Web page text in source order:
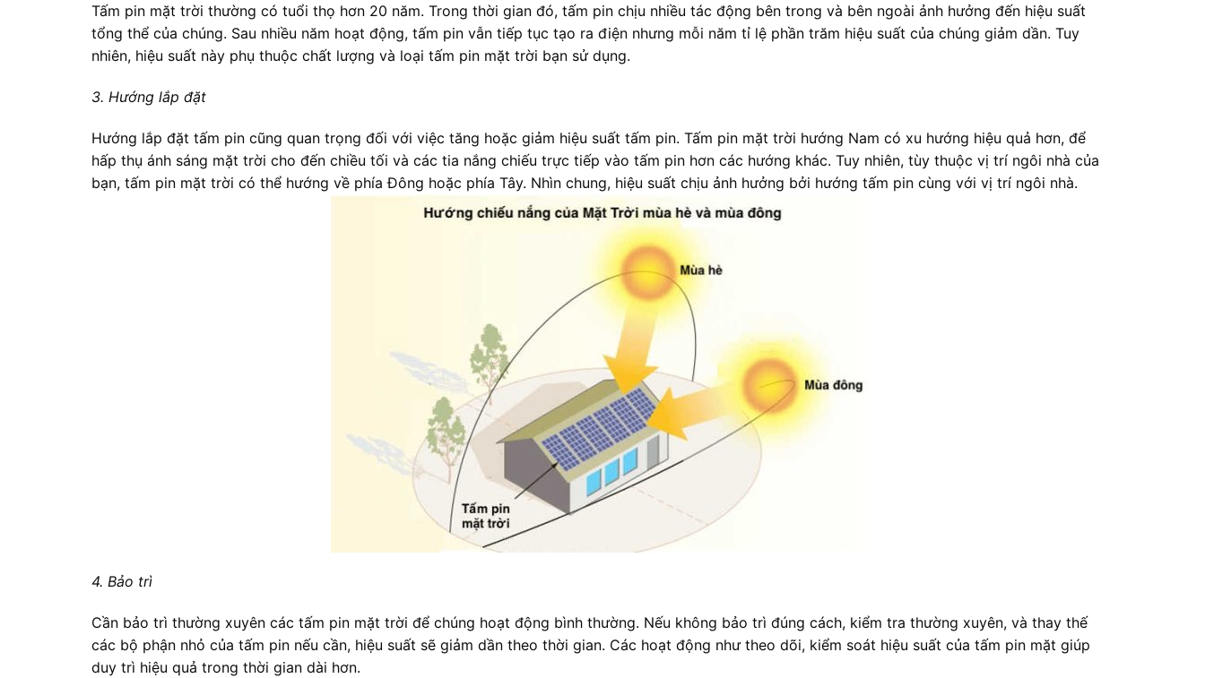
Tấm pin mặt trời thường có tuổi thọ hơn 20 năm. Trong thời gian đó, tấm pin chịu nhiều tác động bên trong và bên ngoài ảnh hưởng đến hiệu suất
tổng thể của chúng. Sau nhiều năm hoạt động, tấm pin vẫn tiếp tục tạo ra điện nhưng mỗi năm tỉ lệ phần trăm hiệu suất của chúng giảm dần. Tuy
nhiên, hiệu suất này phụ thuộc chất lượng và loại tấm pin mặt trời bạn sử dụng.
3. Hướng lắp đặt
Hướng lắp đặt tấm pin cũng quan trọng đối với việc tăng hoặc giảm hiệu suất tấm pin. Tấm pin mặt trời hướng Nam có xu hướng hiệu quả hơn, để
hấp thụ ánh sáng mặt trời cho đến chiều tối và các tia nắng chiếu trực tiếp vào tấm pin hơn các hướng khác. Tuy nhiên, tùy thuộc vị trí ngôi nhà của
bạn, tấm pin mặt trời có thể hướng về phía Đông hoặc phía Tây. Nhìn chung, hiệu suất chịu ảnh hưởng bởi hướng tấm pin cùng với vị trí ngôi nhà.
4. Bảo trì
Cần bảo trì thường xuyên các tấm pin mặt trời để chúng hoạt động bình thường. Nếu không bảo trì đúng cách, kiểm tra thường xuyên, và thay thế
các bộ phận nhỏ của tấm pin nếu cần, hiệu suất sẽ giảm dần theo thời gian. Các hoạt động như theo dõi, kiểm soát hiệu suất của tấm pin mặt giúp
duy trì hiệu quả trong thời gian dài hơn.